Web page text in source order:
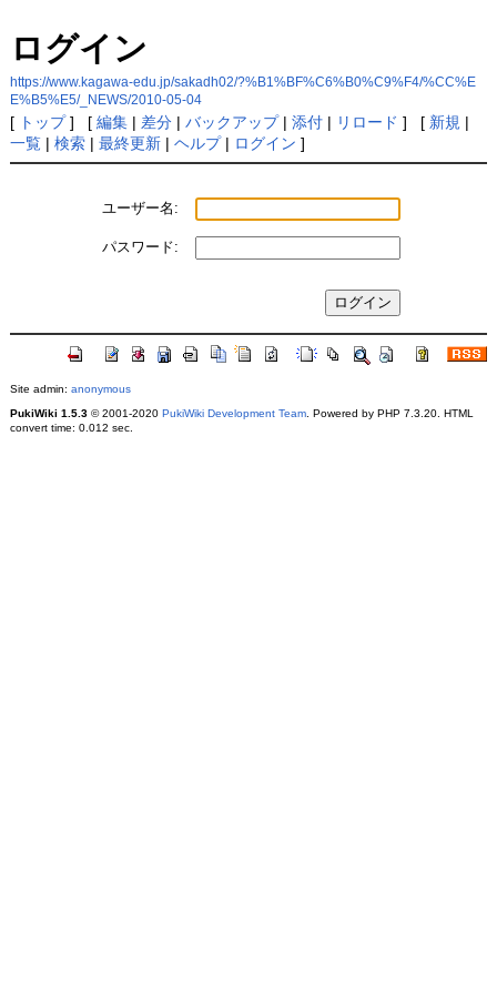
ログイン
https://www.kagawa-edu.jp/sakadh02/?%B1%BF%C6%B0%C9%F4/%CC%E
E%B5%E5/_NEWS/2010-05-04
[ トップ] [ 編集| 差分| バックアップ| 添付| リロード ] [ 新規 |
一覧| 検索| 最終更新| ヘルプ| ログイン ]
ユーザー名:
パスワード:
Site admin: anonymous
PukiWiki 1.5.3© 2001-2020 PukiWiki Development Team. Powered by PHP 7.3.20. HTML
convert time: 0.012 sec.